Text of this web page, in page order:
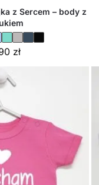
z Sercem – body z
zł